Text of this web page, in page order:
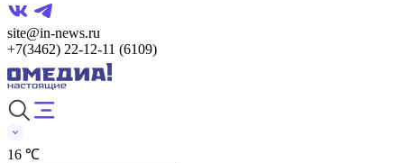
site@in-news.ru
+7(3462) 22-12-11 (6109)
16 ℃